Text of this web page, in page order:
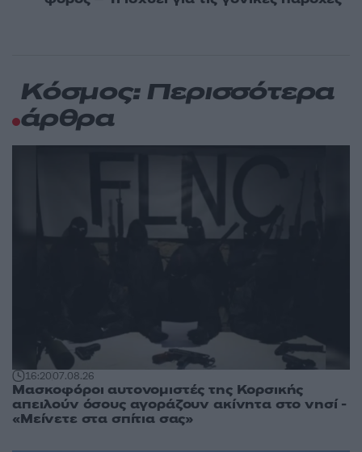
Κόσμος: Περισσότερα
άρθρα
16:2007.08.26
Μασκοφόροι αυτονομιστές της Κορσικής
απειλούν όσους αγοράζουν ακίνητα στο νησί -
«Μείνετε στα σπίτια σας»